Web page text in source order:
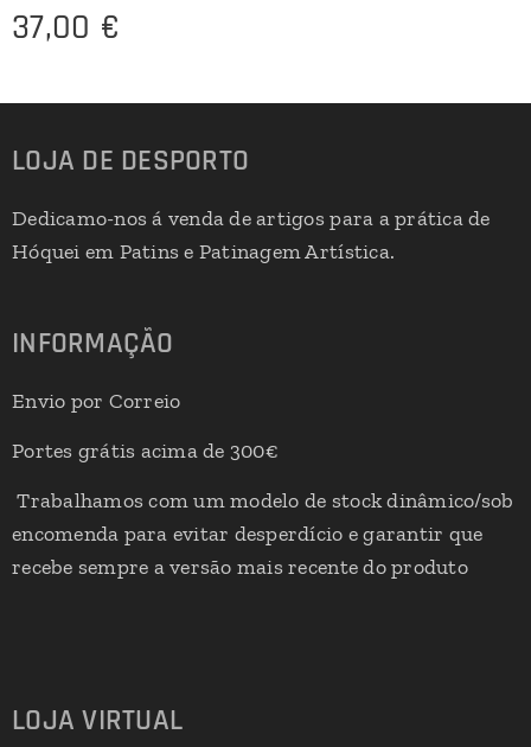
37,00 €
LOJA DE DESPORTO
Dedicamo-nos á venda de artigos para a prática de
Hóquei em Patins e Patinagem Artística.
INFORMAÇÃO
Envio por Correio
Portes grátis acima de 300€
Trabalhamos com um modelo de stock dinâmico/sob
encomenda para evitar desperdício e garantir que
recebe sempre a versão mais recente do produto
LOJA VIRTUAL